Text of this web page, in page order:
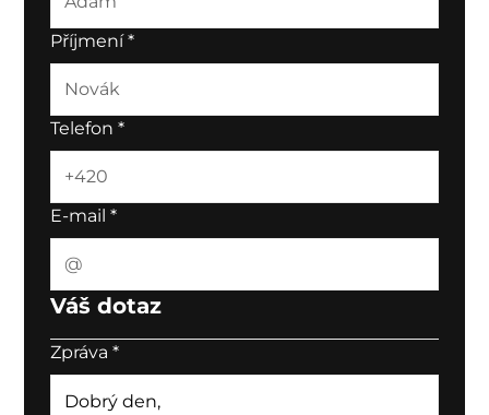
Příjmení*
Telefon*
E-mail*
Váš dotaz
Zpráva*